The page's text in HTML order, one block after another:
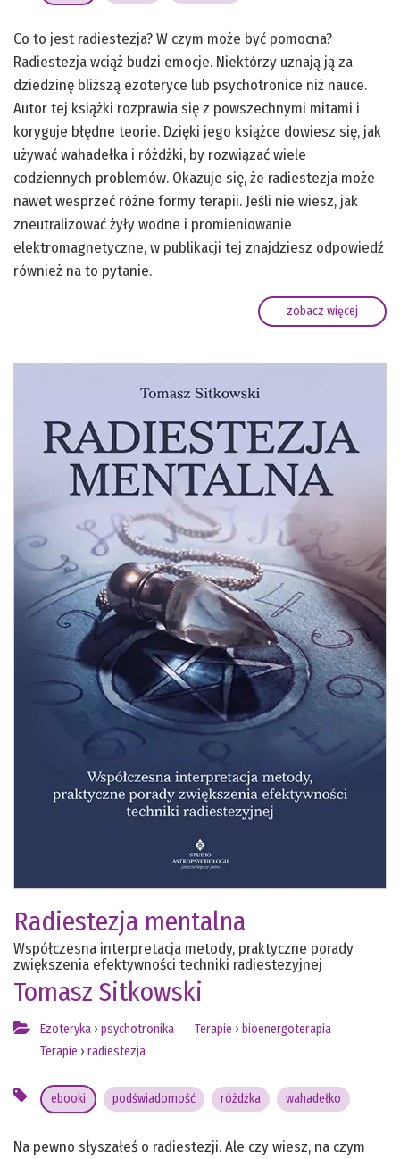
Co to jest radiestezja? W czym może być pomocna?
Radiestezja wciąż budzi emocje. Niektórzy uznają ją za
dziedzinę bliższą ezoteryce lub psychotronice niż nauce.
Autor tej książki rozprawia się z powszechnymi mitami i
koryguje błędne teorie. Dzięki jego książce dowiesz się, jak
używać wahadełka i różdżki, by rozwiązać wiele
codziennych problemów. Okazuje się, że radiestezja może
nawet wesprzeć różne formy terapii. Jeśli nie wiesz, jak
zneutralizować żyły wodne i promieniowanie
elektromagnetyczne, w publikacji tej znajdziesz odpowiedź
również na to pytanie.
zobacz więcej
Radiestezja mentalna
Współczesna interpretacja metody, praktyczne porady
zwiększenia efektywności techniki radiestezyjnej
Tomasz Sitkowski
Ezoteryka › psychotronika
Terapie › radiestezja
Terapie › bioenergoterapia
ebooki podświadomość różdżka wahadełko
Na pewno słyszałeś o radiestezji. Ale czy wiesz, na czym